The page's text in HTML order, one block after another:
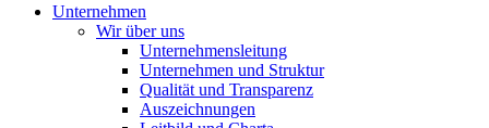
Unternehmen
Wir über uns
Unternehmensleitung
Unternehmen und Struktur
Qualität und Transparenz
Auszeichnungen